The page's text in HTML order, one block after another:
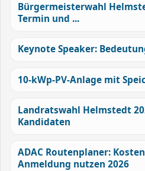
Bürgermeisterwahl
Termin und ...
Keynote Speaker:
10-kWp-PV-Anlage mit
Landratswahl Helmstedt
Kandidaten
ADAC Routenplaner:
Anmeldung nutzen 2026